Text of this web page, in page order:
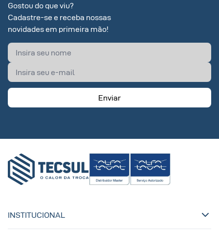
Gostou do que viu?
Cadastre-se e receba nossas
novidades em primeira mão!
Enviar
INSTITUCIONAL